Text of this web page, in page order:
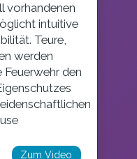
vorhandenen
intuitive
Teure,
werden
den
Zum Video